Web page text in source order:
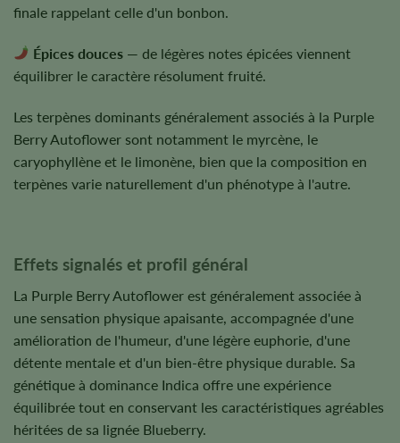
finale rappelant celle d'un bonbon.
Épices douces — de légères notes épicées viennent
équilibrer le caractère résolument fruité.
Les terpènes dominants généralement associés à la Purple
Berry Autoflower sont notamment le myrcène, le
caryophyllène et le limonène, bien que la composition en
terpènes varie naturellement d'un phénotype à l'autre.
Effets signalés et profil général
La Purple Berry Autoflower est généralement associée à
une sensation physique apaisante, accompagnée d'une
amélioration de l'humeur, d'une légère euphorie, d'une
détente mentale et d'un bien-être physique durable. Sa
génétique à dominance Indica offre une expérience
équilibrée tout en conservant les caractéristiques agréables
héritées de sa lignée Blueberry.